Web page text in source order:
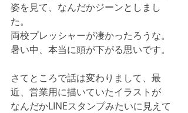
姿を見て、なんだかジーンとしまし
た。
両校プレッシャーが凄かったろうな。
暑い中、本当に頭が下がる思いです。
さてところで話は変わりまして、最
近、営業用に描いていたイラストが
なんだかLINEスタンプみたいに見えて